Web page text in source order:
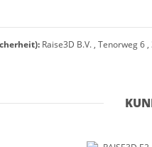
Raise3D B.V. , Tenorweg